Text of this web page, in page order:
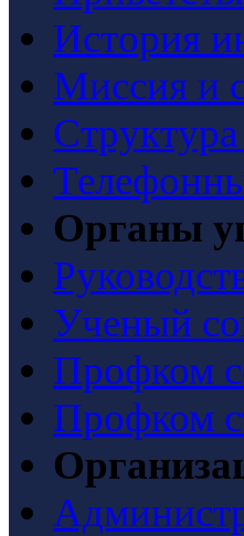
История
Миссия и
Органы
Ученый
Профком
Профком